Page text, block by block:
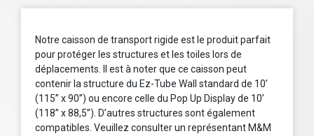
Notre caisson de transport rigide est le produit parfait
pour protéger les structures et les toiles lors de
déplacements. Il est à noter que ce caisson peut
contenir la structure du Ez-Tube Wall standard de 10’
(115’’ x 90’’) ou encore celle du Pop Up Display de 10’
(118’’ x 88,5’’). D’autres structures sont également
compatibles. Veuillez consulter un représentant M&M